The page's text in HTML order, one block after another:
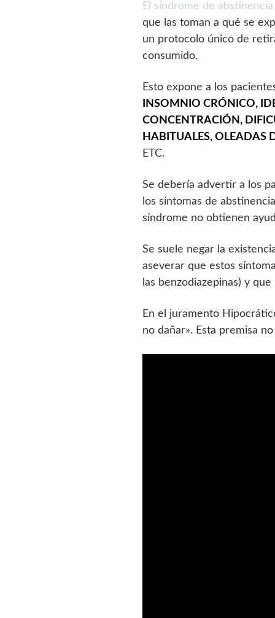
El síndrome de abstinencia
que las toman a qué se
un protocolo único de
consumido.
Esto expone a los
INSOMNIO CRÓNICO,
CONCENTRACIÓN,
HABITUALES, OLEADAS
ETC.
Se debería advertir a los
los síntomas de
síndrome no obtienen
Se suele negar la
aseverar que estos
las benzodiazepinas) y
En el juramento
no dañar». Esta premisa